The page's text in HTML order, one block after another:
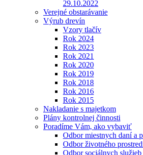
29.10.2022
Verejné obstarávanie
Výrub drevín
Vzory tlačív
Rok 2024
Rok 2023
Rok 2021
Rok 2020
Rok 2019
Rok 2018
Rok 2016
Rok 2015
Nakladanie s majetkom
Plány kontrolnej činnosti
Poradíme Vám, ako vybaviť
Odbor miestnych daní a
Odbor životného
Odbor sociálnych služieb